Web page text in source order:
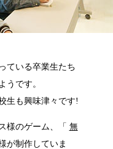
ている卒業生たち
うです。
生も興味津々です!
様のゲーム、「 無
が制作していま